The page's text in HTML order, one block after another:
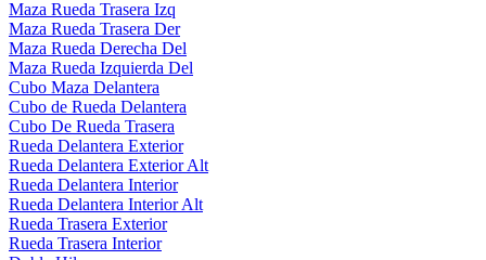
Maza Rueda Trasera Izq
Maza Rueda Trasera Der
Maza Rueda Derecha Del
Maza Rueda Izquierda Del
Cubo Maza Delantera
Cubo de Rueda Delantera
Cubo De Rueda Trasera
Rueda Delantera Exterior
Rueda Delantera Exterior Alt
Rueda Delantera Interior
Rueda Delantera Interior Alt
Rueda Trasera Exterior
Rueda Trasera Interior